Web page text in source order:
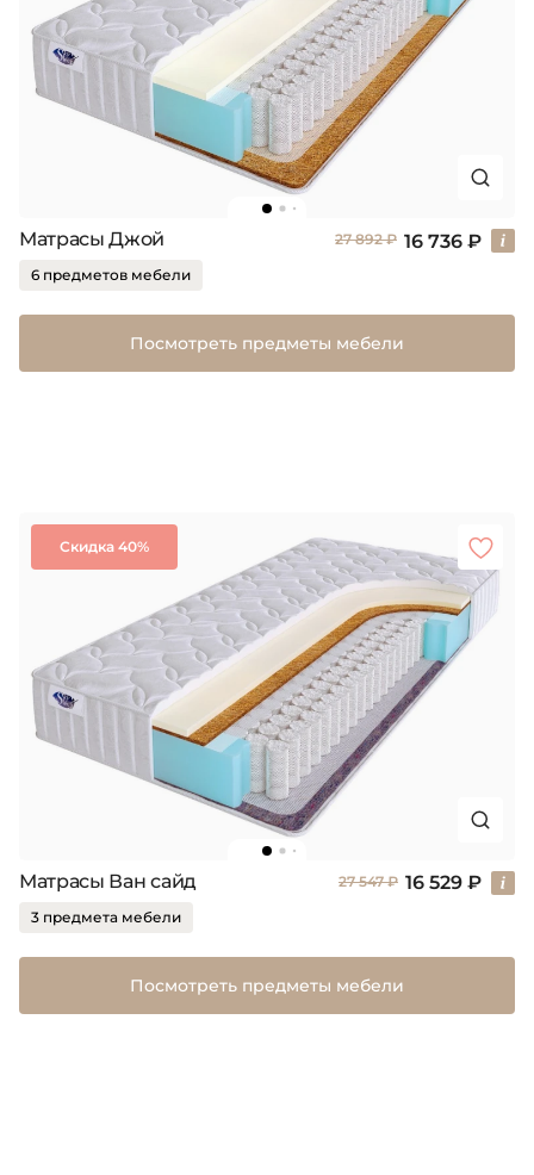
Матрасы Джой 27 892 ₽ 16 736 ₽
6 предметов мебели
Посмотреть предметы мебели
Скидка 40%
Матрасы Ван сайд 27 547 ₽ 16 529 ₽
3 предмета мебели
Посмотреть предметы мебели